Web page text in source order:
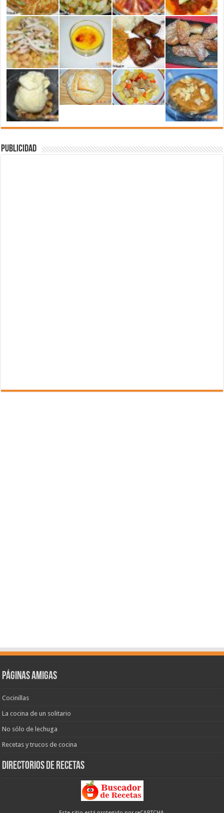
Publicidad
Páginas amigas
Cocinillas
La cocina de un solitario
No sólo de lechuga
Recetas y trucos de cocina
Directorios de recetas